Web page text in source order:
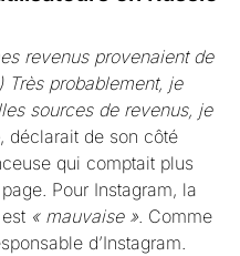
revenus provenaient de
probablement, je
sources de revenus, je
, déclarait de son côté
qui comptait plus
Pour Instagram, la
« mauvaise ». Comme
d’Instagram.